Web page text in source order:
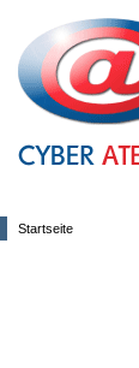
Startseite